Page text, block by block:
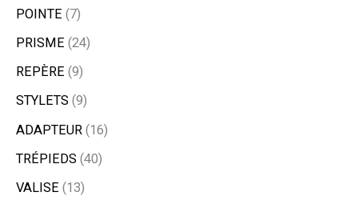
POINTE 7
PRISME 24
REPÈRE 9
STYLETS 9
ADAPTEUR 16
TRÉPIEDS 40
VALISE 13